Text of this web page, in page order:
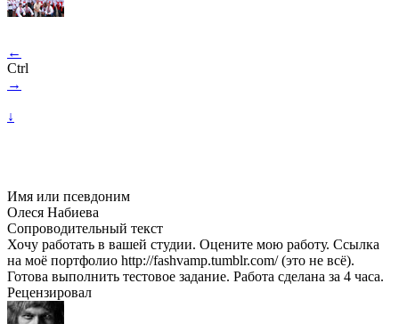
←
Ctrl
→
↓
Имя или псевдоним
Олеся Набиева
Сопроводительный текст
Хочу работать в вашей студии. Оцените мою работу. Ссылка
на моё портфолио http://fashvamp.tumblr.com/ (это не всё).
Готова выполнить тестовое задание. Работа сделана за 4 часа.
Рецензировал